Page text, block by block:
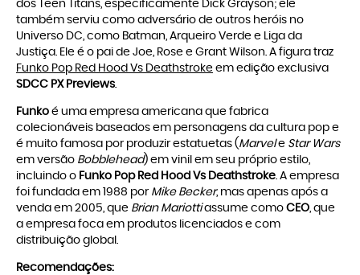
dos Teen Titans, especificamente Dick Grayson; ele
também serviu como adversário de outros heróis no
Universo DC, como Batman, Arqueiro Verde e Liga da
Justiça. Ele é o pai de Joe, Rose e Grant Wilson. A figura traz
Funko Pop Red Hood Vs Deathstroke em edição exclusiva
SDCC PX Previews.
Funko é uma empresa americana que fabrica
colecionáveis baseados em personagens da cultura pop e
é muito famosa por produzir estatuetas (Marvele Star Wars
em versão Bobblehead) em vinil em seu próprio estilo,
incluindo o Funko Pop Red Hood Vs Deathstroke. A empresa
foi fundada em 1988 por Mike Becker, mas apenas após a
venda em 2005, que Brian Mariottiassume como CEO, que
a empresa foca em produtos licenciados e com
distribuição global.
Recomendações: